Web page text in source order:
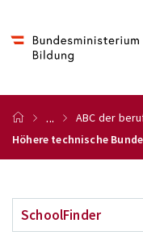
...
ABC der
Höhere technische
SchoolFinder